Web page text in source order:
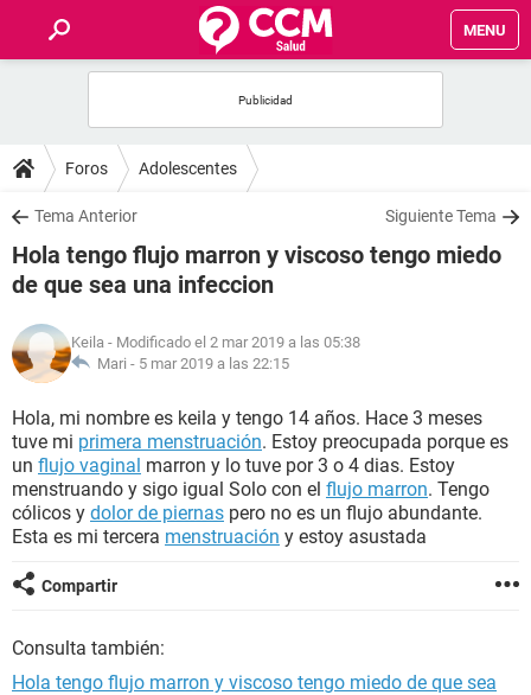
MENU
FOROS
SALUD
FAMILIA
NUTRICIÓN
SEXUALIDAD
GLOSARIO
Foros Adolescentes
Tema Anterior Siguiente Tema
Hola tengo flujo marron y viscoso tengo miedo
de que sea una infeccion
Keila - Modificado el 2 mar 2019 a las 05:38
Mari - 5 mar 2019 a las 22:15
Hola, mi nombre es keila y tengo 14 años. Hace 3 meses
tuve mi primera menstruación. Estoy preocupada porque es
un flujo vaginal marron y lo tuve por 3 o 4 dias. Estoy
menstruando y sigo igual Solo con el flujo marron. Tengo
cólicos y dolor de piernas pero no es un flujo abundante.
Esta es mi tercera menstruación y estoy asustada
Compartir
Consulta también:
Hola tengo flujo marron y viscoso tengo miedo de que sea